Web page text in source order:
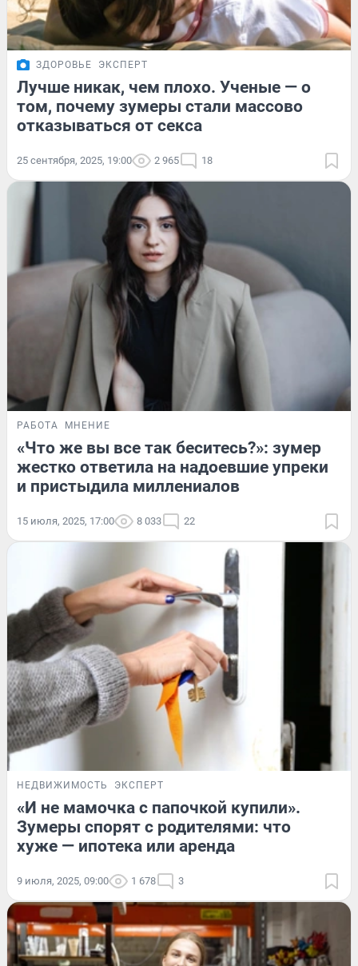
ЗДОРОВЬЕ ЭКСПЕРТ
Лучше никак, чем плохо. Ученые — о
том, почему зумеры стали массово
отказываться от секса
25 сентября, 2025, 19:00 2 965 18
РАБОТА МНЕНИЕ
«Что же вы все так беситесь?»: зумер
жестко ответила на надоевшие упреки
и пристыдила миллениалов
15 июля, 2025, 17:00 8 033 22
НЕДВИЖИМОСТЬ ЭКСПЕРТ
«И не мамочка с папочкой купили».
Зумеры спорят с родителями: что
хуже — ипотека или аренда
9 июля, 2025, 09:00 1 678 3